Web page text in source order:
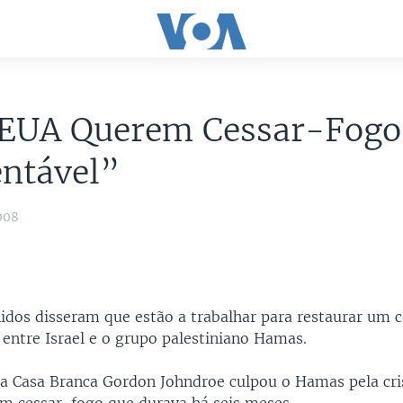
Querem Cessar-Fogo
disseram que estão a trabalhar para restaurar um
Israel e o grupo palestiniano Hamas.
Casa Branca Gordon Johndroe culpou o Hamas pela